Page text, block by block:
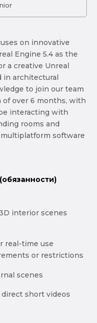
on innovative
Engine 5.4 as the
a creative Unreal
in architectural
to join our team
of over 6 months, with
interacting with
rooms and
software
interior scenes
real-time use
or restrictions
scenes
short videos